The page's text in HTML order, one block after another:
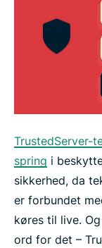
TrustedServer-
spring i
sikkerhed, da
er forbundet
køres til live.
ord for det –